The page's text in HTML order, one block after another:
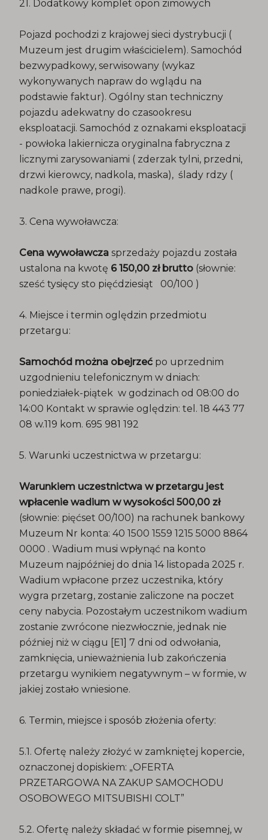
21. Dodatkowy komplet opon zimowych
Pojazd pochodzi z krajowej sieci dystrybucji (
Muzeum jest drugim właścicielem). Samochód
bezwypadkowy, serwisowany (wykaz
wykonywanych napraw do wglądu na
podstawie faktur). Ogólny stan techniczny
pojazdu adekwatny do czasookresu
eksploatacji. Samochód z oznakami eksploatacji
- powłoka lakiernicza oryginalna fabryczna z
licznymi zarysowaniami ( zderzak tylni, przedni,
drzwi kierowcy, nadkola, maska), ślady rdzy (
nadkole prawe, progi).
3. Cena wywoławcza:
Cena wywoławcza sprzedaży pojazdu została
ustalona na kwotę 6 150,00 zł brutto (słownie:
sześć tysięcy sto pięćdziesiąt 00/100 )
4. Miejsce i termin oględzin przedmiotu
przetargu:
Samochód można obejrzeć po uprzednim
uzgodnieniu telefonicznym w dniach:
poniedziałek-piątek w godzinach od 08:00 do
14:00 Kontakt w sprawie oględzin: tel. 18 443 77
08 w.119 kom. 695 981 192
5. Warunki uczestnictwa w przetargu:
Warunkiem uczestnictwa w przetargu jest
wpłacenie wadium w wysokości 500,00 zł
(słownie: pięćset 00/100) na rachunek bankowy
Muzeum Nr konta: 40 1500 1559 1215 5000 8864
0000 . Wadium musi wpłynąć na konto
Muzeum najpóźniej do dnia 14 listopada 2025 r.
Wadium wpłacone przez uczestnika, który
wygra przetarg, zostanie zaliczone na poczet
ceny nabycia. Pozostałym uczestnikom wadium
zostanie zwrócone niezwłocznie, jednak nie
później niż w ciągu [E1] 7 dni od odwołania,
zamknięcia, unieważnienia lub zakończenia
przetargu wynikiem negatywnym – w formie, w
jakiej zostało wniesione.
6. Termin, miejsce i sposób złożenia oferty:
5.1. Ofertę należy złożyć w zamkniętej kopercie,
oznaczonej dopiskiem: „OFERTA
PRZETARGOWA NA ZAKUP SAMOCHODU
OSOBOWEGO MITSUBISHI COLT”
5.2. Ofertę należy składać w formie pisemnej, w